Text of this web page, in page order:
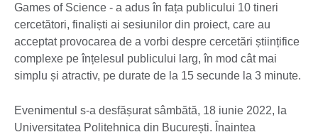
Games of Science - a adus în fața publicului 10 tineri
cercetători, finaliști ai sesiunilor din proiect, care au
acceptat provocarea de a vorbi despre cercetări științifice
complexe pe înțelesul publicului larg, în mod cât mai
simplu și atractiv, pe durate de la 15 secunde la 3 minute.
Evenimentul s-a desfășurat sâmbătă, 18 iunie 2022, la
Universitatea Politehnica din București. Înaintea